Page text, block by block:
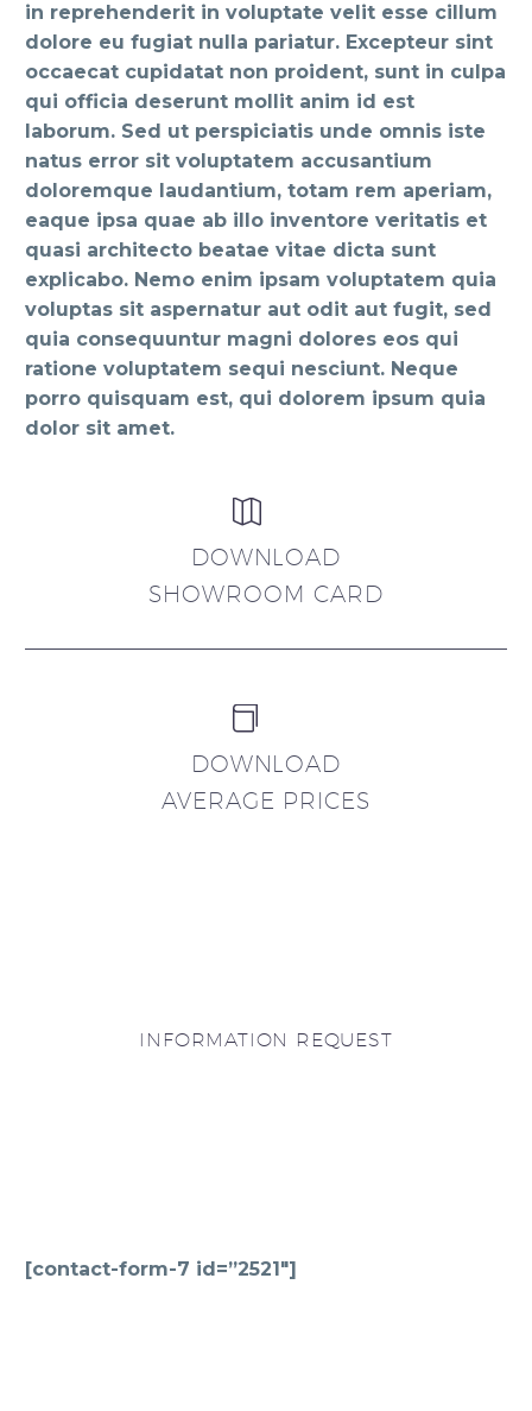
in reprehenderit in voluptate velit esse cillum
dolore eu fugiat nulla pariatur. Excepteur sint
occaecat cupidatat non proident, sunt in culpa
qui officia deserunt mollit anim id est
laborum. Sed ut perspiciatis unde omnis iste
natus error sit voluptatem accusantium
doloremque laudantium, totam rem aperiam,
eaque ipsa quae ab illo inventore veritatis et
quasi architecto beatae vitae dicta sunt
explicabo. Nemo enim ipsam voluptatem quia
voluptas sit aspernatur aut odit aut fugit, sed
quia consequuntur magni dolores eos qui
ratione voluptatem sequi nesciunt. Neque
porro quisquam est, qui dolorem ipsum quia
dolor sit amet.


DOWNLOAD
SHOWROOM CARD


DOWNLOAD
AVERAGE PRICES
INFORMATION REQUEST
[contact-form-7 id=”2521″]